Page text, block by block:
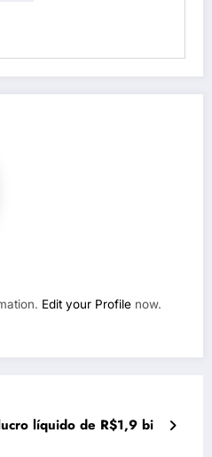
Edit your Profile now.
líquido de R$1,9 bi